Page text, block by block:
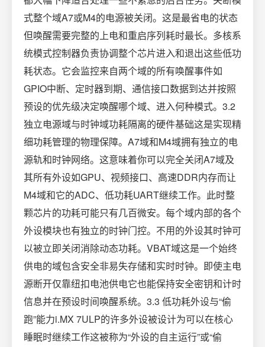
式整个域A7或M4的电源被关闭。这是最省电的状态
但唤醒需要完整的上电和重启序列耗时最长。多核系
统模式控制器负责协调整个芯片进入和退出这些低功
耗状态。它会监控来自两个域的所有唤醒事件如
GPIO中断、定时器到期、通信接口数据到达并按照
预设的优先级决定唤醒哪个域、进入何种模式。3.2
独立电源域与时钟域功耗隔离的硬件基础这是实现精
细功耗管理的物理保障。A7域和M4域拥有独立的电
源轨和时钟网络。这意味着你可以完全关闭A7域及
其所有外设如GPU、视频接口、高速DDR内存而让
M4域和它的ADC、低功耗UART继续工作。此时整
颗芯片的功耗可能只有几百微安。每个域内部的各个
外设模块也有独立的时钟门控。不用的外设其时钟可
以被立即关闭消除动态功耗。VBAT域这是一个始终
供电的域包含安全非易失存储和实时时钟。即使主电
源断开仅靠纽扣电池供电它也能保持安全密钥和计时
信息并在预设时间唤醒系统。3.3 低功耗外设与“偷
跑”能力i.MX 7ULP的许多外设被设计为可以在核心
睡眠时继续工作这被称为“外设的自主运行”或“偷